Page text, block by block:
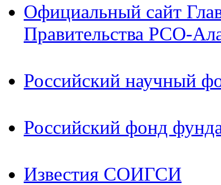
Официальный сайт
Правительства РСО-
Российский научный
Российский фонд
Известия СОИГСИ